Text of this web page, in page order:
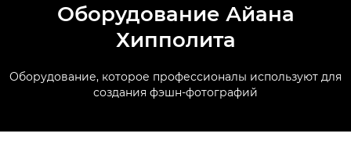
Оборудование Айана
Хипполита
Оборудование, которое профессионалы используют для
создания фэшн-фотографий